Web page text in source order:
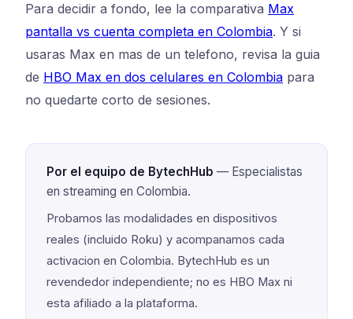
Para decidir a fondo, lee la comparativa Max
pantalla vs cuenta completa en Colombia. Y si
usaras Max en mas de un telefono, revisa la guia
de HBO Max en dos celulares en Colombia para
no quedarte corto de sesiones.
Por el equipo de BytechHub — Especialistas
en streaming en Colombia.
Probamos las modalidades en dispositivos
reales (incluido Roku) y acompanamos cada
activacion en Colombia. BytechHub es un
revendedor independiente; no es HBO Max ni
esta afiliado a la plataforma.